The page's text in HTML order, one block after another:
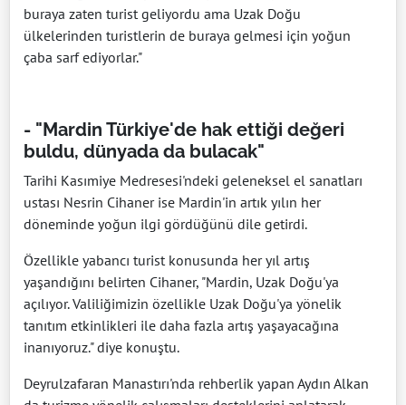
buraya zaten turist geliyordu ama Uzak Doğu
ülkelerinden turistlerin de buraya gelmesi için yoğun
çaba sarf ediyorlar."
- "Mardin Türkiye'de hak ettiği değeri
buldu, dünyada da bulacak"
Tarihi Kasımiye Medresesi'ndeki geleneksel el sanatları
ustası Nesrin Cihaner ise Mardin'in artık yılın her
döneminde yoğun ilgi gördüğünü dile getirdi.
Özellikle yabancı turist konusunda her yıl artış
yaşandığını belirten Cihaner, "Mardin, Uzak Doğu'ya
açılıyor. Valiliğimizin özellikle Uzak Doğu'ya yönelik
tanıtım etkinlikleri ile daha fazla artış yaşayacağına
inanıyoruz." diye konuştu.
Deyrulzafaran Manastırı'nda rehberlik yapan Aydın Alkan